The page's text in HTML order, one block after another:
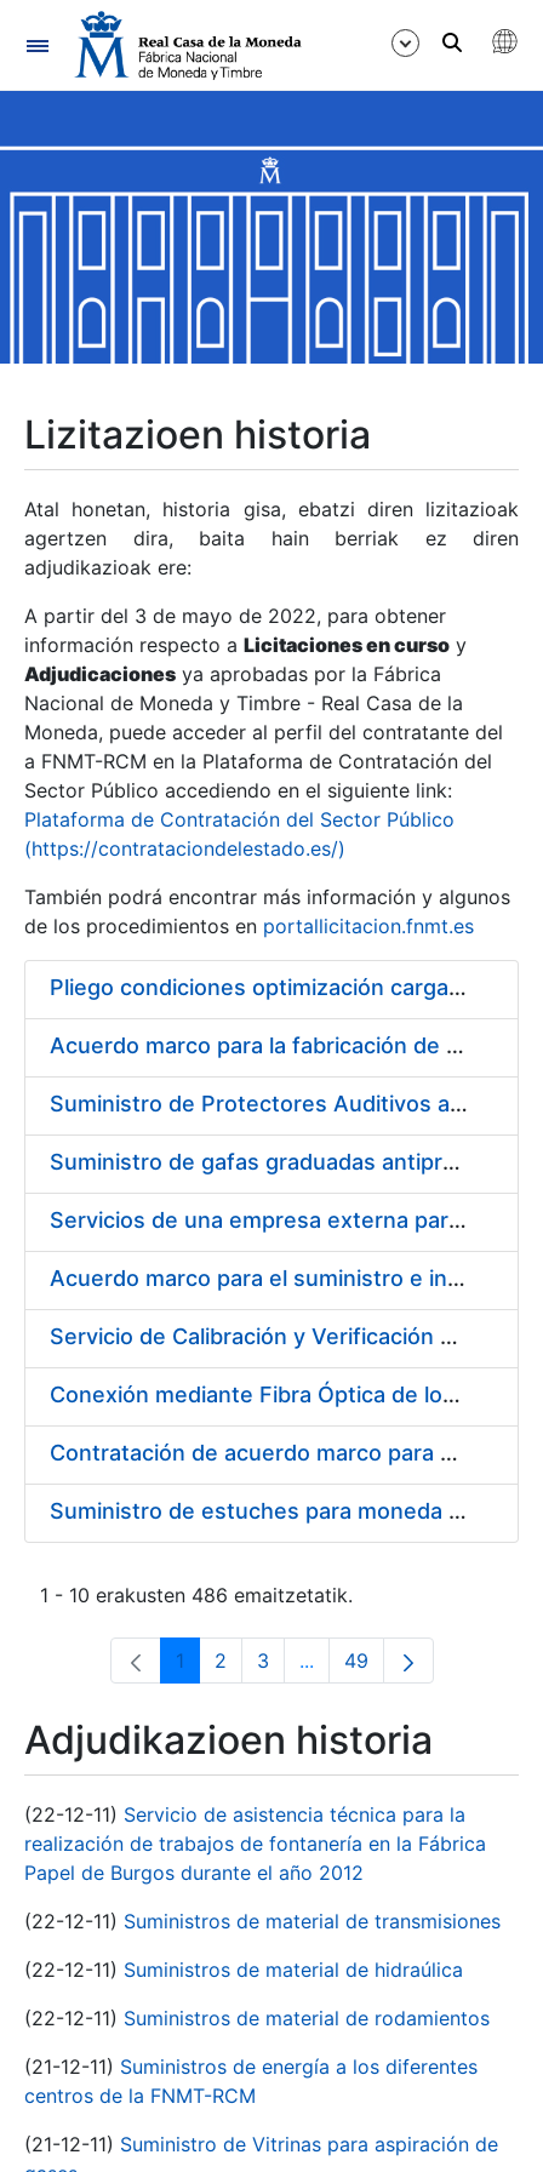
Nabigazioa
Erakutsi/Ezkutatu
Erakutsi/Ezkutatu
Erakutsi/Ezkutatu
Erakutsi/Ezkutatu
Erakutsi/Ezkutatu
Erakutsi/Ezkutatu
Erakutsi/Ezkutatu
Erakutsi/Ezkutatu
Lizitazioen historia
Atal honetan, historia gisa, ebatzi diren lizitazioak
agertzen dira, baita hain berriak ez diren
adjudikazioak ere:
A partir del 3 de mayo de 2022, para obtener
información respecto a Licitaciones en curso y
Adjudicaciones ya aprobadas por la Fábrica
Nacional de Moneda y Timbre - Real Casa de la
Moneda, puede acceder al perfil del contratante del
a FNMT-RCM en la Plataforma de Contratación del
Sector Público accediendo en el siguiente link:
Plataforma de Contratación del Sector Público
(https://contrataciondelestado.es/)
También podrá encontrar más información y algunos
de los procedimientos en portallicitacion.fnmt.es
Pliego condiciones optimización cargas compras firmado
Acuerdo marco para la fabricación de piezas
Suministro de Protectores Auditivos a medida para las personas trabajadoras de los Centros de Trabajo de Madrid y Burgos
Suministro de gafas graduadas antiproyecciones para los trabajadores de la FNMT-RCM en los centros de trabajo de Madrid y Burgos
Servicios de una empresa externa para el asesoramiento y resolución de los recursos de alzada que se presentan relacionados con procesos de selección para la FNMT-RCM
Acuerdo marco para el suministro e instalación de persianas, estores y otros complementos
Servicio de Calibración y Verificación Externa de los Equipos de Medición del Servicio de Prevención de la FNMT-RCM
Conexión mediante Fibra Óptica de los Centros de Proceso de Datos (CPDs) de las sedes de la FNMT-RCM de Burgos y Madrid
Contratación de acuerdo marco para el Suministro de Material de Electricidad para la Fábrica Nacional de Moneda y Timbre-Real Casa de la Moneda en su centro de trabajo de Burgos
Suministro de estuches para moneda de 30 €
1 - 10 erakusten 486 emaitzetatik.
Orrialdea
1 Orrialdea
2 Orrialdea
3 ...Intermediate Pages Use
Orrialdea
49
Adjudikazioen historia
(22-12-11) Servicio de asistencia técnica para la
realización de trabajos de fontanería en la Fábrica
Papel de Burgos durante el año 2012
(22-12-11) Suministros de material de transmisiones
(22-12-11) Suministros de material de hidraúlica
(22-12-11) Suministros de material de rodamientos
(21-12-11) Suministros de energía a los diferentes
centros de la FNMT-RCM
(21-12-11) Suministro de Vitrinas para aspiración de